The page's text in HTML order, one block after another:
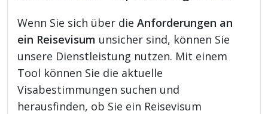
Wenn Sie sich über dieAnforderungen an
ein Reisevisum unsicher sind, können Sie
unsere Dienstleistung nutzen. Mit einem
Tool können Sie die aktuelle
Visabestimmungen suchen und
herausfinden, ob Sie ein Reisevisum